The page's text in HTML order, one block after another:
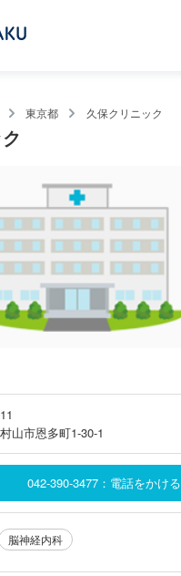
東京都 久保クリニック
山市恩多町1-30-1
042-390-3477：電話をかける
脳神経内科